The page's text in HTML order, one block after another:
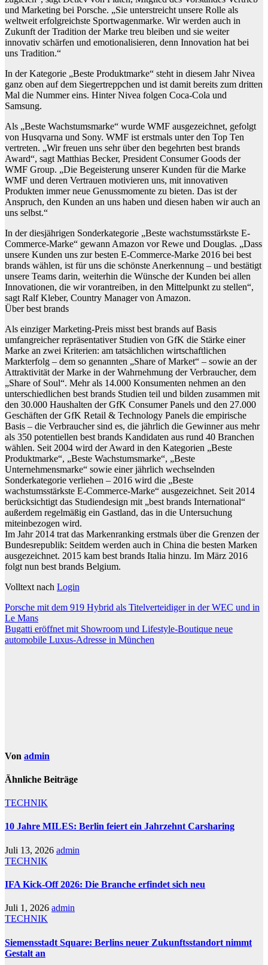
und Marketing bei Porsche. „Sie unterstreicht unsere Rolle als
weltweit erfolgreichste Sportwagenmarke. Wir werden auch in
Zukunft der Tradition der Marke treu bleiben und sie weiter
innovativ schärfen und emotionalisieren, denn Innovation hat bei
uns Tradition.“
In der Kategorie „Beste Produktmarke“ steht in diesem Jahr Nivea
ganz oben auf dem Siegertreppchen und ist damit bereits zum dritten
Mal die Nummer eins. Hinter Nivea folgen Coca-Cola und
Samsung.
Als „Beste Wachstumsmarke“ wurde WMF ausgezeichnet, gefolgt
von Husqvarna und Sony. WMF ist erstmals unter den Top Ten
vertreten. „Wir freuen uns sehr über den begehrten best brands
Award“, sagt Matthias Becker, President Consumer Goods der
WMF Group. „Die Begeisterung unserer Kunden für die Marke
WMF und deren Vertrauen motivieren uns, mit innovativen
Produkten immer neue Genussmomente zu bieten. Das ist der
Anspruch, den Kunden an uns haben und diesen haben wir auch an
uns selbst.“
In der diesjährigen Sonderkategorie „Beste wachstumsstärkste E-
Commerce-Marke“ gewann Amazon vor Rewe und Douglas. „Dass
unsere Kunden uns zur besten E-Commerce-Marke 2016 bei best
brands wählen, ist für uns die schönste Anerkennung – und bestätigt
unsere Teams darin, weiterhin die Wünsche der Kunden bei allen
Innovationen, die wir vorantreiben, in den Mittelpunkt zu stellen“,
sagt Ralf Kleber, Country Manager von Amazon.
Über best brands
Als einziger Marketing-Preis misst best brands auf Basis
umfangreicher repräsentativer Studien von GfK die Stärke einer
Marke an zwei Kriterien: am tatsächlichen wirtschaftlichen
Markterfolg – dem so genannten „Share of Market“ – sowie an der
Attraktivität der Marke in der Wahrnehmung der Verbraucher, dem
„Share of Soul“. Mehr als 14.000 Konsumenten nehmen an den
unterschiedlichen best brands Studien teil und bilden zusammen mit
den 30.000 Haushalten der GfK Consumer Panels und den 27.000
Geschäften der GfK Retail & Technology Panels die empirische
Basis – die Verbraucher sind es, die jährlich die Gewinner aus mehr
als 350 potentiellen best brands Kandidaten aus rund 40 Branchen
wählen. Seit 2004 wird der Award in den Kategorien „Beste
Produktmarke“, „Beste Wachstumsmarke“, „Beste
Unternehmensmarke“ sowie einer jährlich wechselnden
Sonderkategorie verliehen – 2016 wird die „Beste
wachstumsstärkste E-Commerce-Marke“ ausgezeichnet. Seit 2014
berücksichtigt das Studiendesign mit „best brands International“
außerdem regelmäßig ein Gastland, das in die Untersuchung
miteinbezogen wird.
Im Jahr 2014 trat das Markenranking erstmals über die Grenzen der
Bundesrepublik: Seitdem werden auch in China die besten Marken
ausgezeichnet. 2015 kam best brands Italia hinzu. Im März 2016
folgt nun best brands Belgium.
Volltext nach Login
Beitragsnavigation
Porsche mit dem 919 Hybrid als Titelverteidiger in der WEC und in
Le Mans
Bugatti eröffnet mit Showroom und Lifestyle-Boutique neue
automobile Luxus-Adresse in München
Von admin
Ähnliche Beiträge
TECHNIK
10 Jahre MILES: Berlin feiert ein Jahrzehnt Carsharing
Juli 13, 2026 admin
TECHNIK
IFA Kick-Off 2026: Die Branche erfindet sich neu
Juli 1, 2026 admin
TECHNIK
Siemensstadt Square: Berlins neuer Zukunftsstandort nimmt
Gestalt an